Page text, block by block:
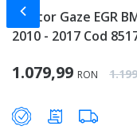
Racitor Gaze EGR
2010 - 2017 Cod
Special Price
1.079,99 RON
Slide-ul anterior